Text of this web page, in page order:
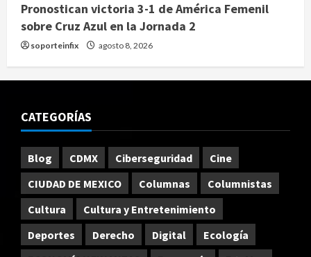
Pronostican victoria 3-1 de América Femenil
sobre Cruz Azul en la Jornada 2
soporteinfix agosto 8, 2026
CATEGORÍAS
Blog CDMX Ciberseguridad
Cine
CIUDAD DE MEXICO
Columnas
Columnistas
Cultura
Cultura y Entretenimiento
Deportes
Derecho Digital
Ecología